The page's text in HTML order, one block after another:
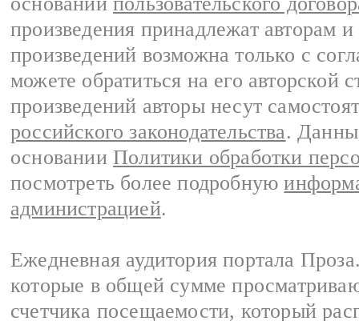
произведения принадлежат авторам
произведений возможна только с
можете обратиться на его авторской
произведений авторы несут
российского законодательства.
основании Политики обработки
посмотреть более подробную
администрацией.
Ежедневная аудитория портала
которые в общей сумме
счетчика посещаемости, который